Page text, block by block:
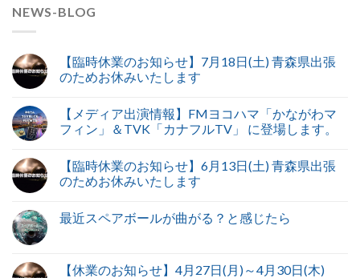
NEWS-BLOG
【臨時休業のお知らせ】7月18日(土) 青森県出張
のためお休みいたします
【メディア出演情報】FMヨコハマ「かながわマ
フィン」＆TVK「カナフルTV」 に登場します。
【臨時休業のお知らせ】6月13日(土) 青森県出張
のためお休みいたします
最近スペアボールが曲がる？と感じたら
【休業のお知らせ】4月27日(月)～4月30日(木)